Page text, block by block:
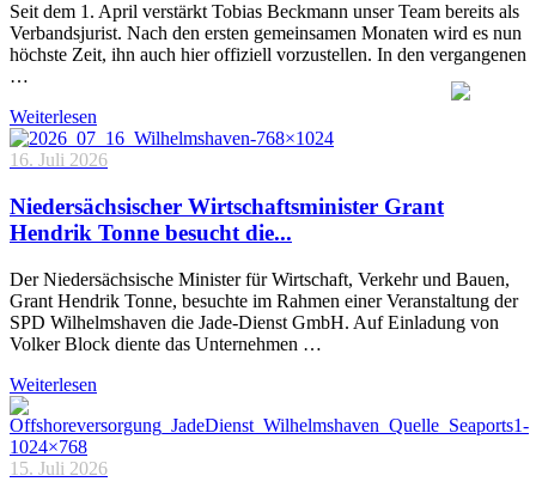
Seit dem 1. April verstärkt Tobias Beckmann unser Team bereits als
Verbandsjurist. Nach den ersten gemeinsamen Monaten wird es nun
höchste Zeit, ihn auch hier offiziell vorzustellen. In den vergangenen
…
Weiterlesen
16. Juli 2026
Niedersächsischer Wirtschaftsminister Grant
Hendrik Tonne besucht die...
Der Niedersächsische Minister für Wirtschaft, Verkehr und Bauen,
Grant Hendrik Tonne, besuchte im Rahmen einer Veranstaltung der
SPD Wilhelmshaven die Jade-Dienst GmbH. Auf Einladung von
Volker Block diente das Unternehmen …
Weiterlesen
15. Juli 2026